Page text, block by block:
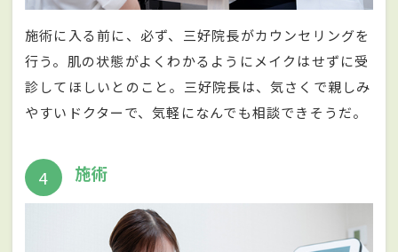
施術に入る前に、必ず、三好院長がカウンセリングを
行う。肌の状態がよくわかるようにメイクはせずに受
診してほしいとのこと。三好院長は、気さくで親しみ
やすいドクターで、気軽になんでも相談できそうだ。
4 施術